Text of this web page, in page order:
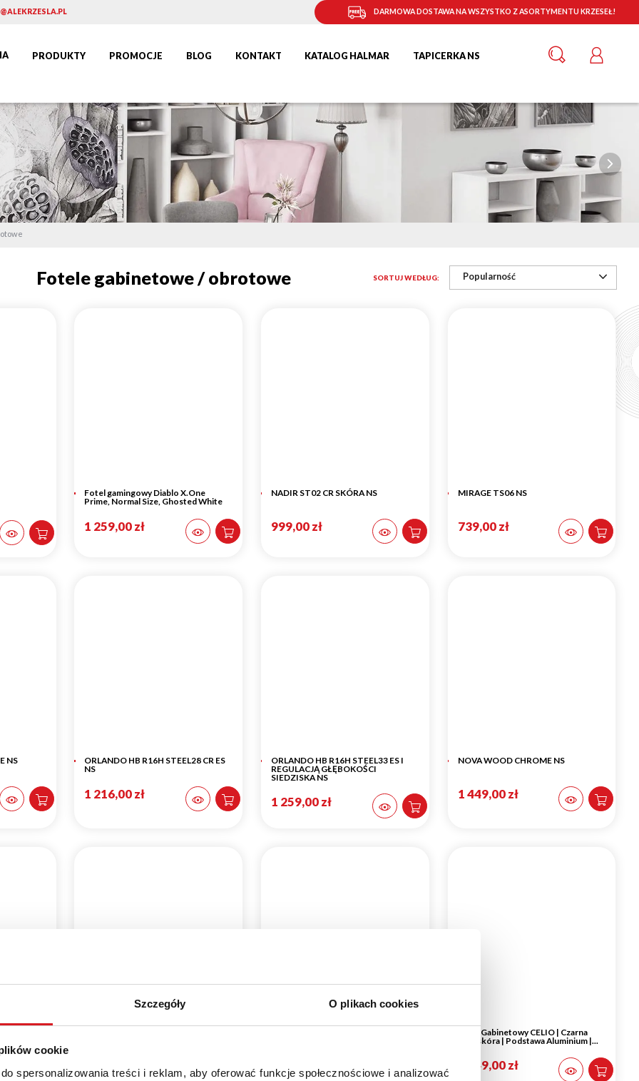
Szczegóły O plikach cookies
cookie
spersonalizowania treści i reklam, aby oferować funkcje społecznościowe i analizować
DARMOWA DOSTAWA NA WSZYSTKO Z ASORTYMENTU KRZESEŁ!
PRODUKTY PROMOCJE BLOG KONTAKT KATALOG HALMAR TAPICERKA NS
Fotele gabinetowe / obrotowe SORTUJ WEDŁUG: Popularność
Fotel gamingowy Diablo X.One
Prime, Normal Size, Ghosted White
1 259,00 zł
NADIR ST02 CR SKÓRA NS
999,00 zł
MIRAGE TS06 NS
739,00 zł
NS
ORLANDO HB R16H STEEL28 CR ES
NS
1 216,00 zł
ORLANDO HB R16H STEEL33 ES I
REGULACJĄ GŁĘBOKOŚCI
SIEDZISKA NS
1 259,00 zł
NOVA WOOD CHROME NS
1 449,00 zł
959,00 zł
Fotel Gabinetowy CELIO | Czarna
Eko-skóra | Podstawa Aluminium |...
1 149,00 zł